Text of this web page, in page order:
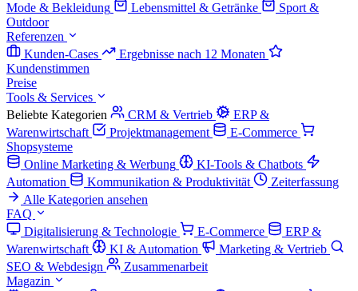
Mode & Bekleidung
Lebensmittel & Getränke
Sport &
Outdoor
Referenzen
Kunden-Cases
Ergebnisse nach 12 Monaten
Kundenstimmen
Preise
Tools & Services
Beliebte Kategorien
CRM & Vertrieb
ERP &
Warenwirtschaft
Projektmanagement
E-Commerce
Shopsysteme
Online Marketing & Werbung
KI-Tools & Chatbots
Automation
Kommunikation & Produktivität
Zeiterfassung
Alle Kategorien ansehen
FAQ
Digitalisierung & Technologie
E-Commerce
ERP &
Warenwirtschaft
KI & Automation
Marketing & Vertrieb
SEO & Webdesign
Zusammenarbeit
Magazin